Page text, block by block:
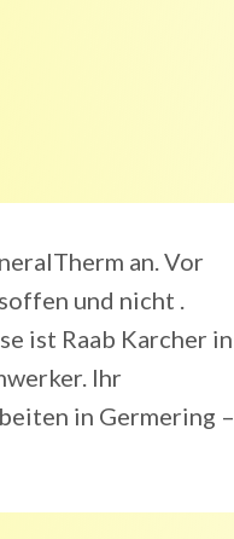
an. Vor
und nicht .
ist Raab Karcher in
Ihr
in Germering –